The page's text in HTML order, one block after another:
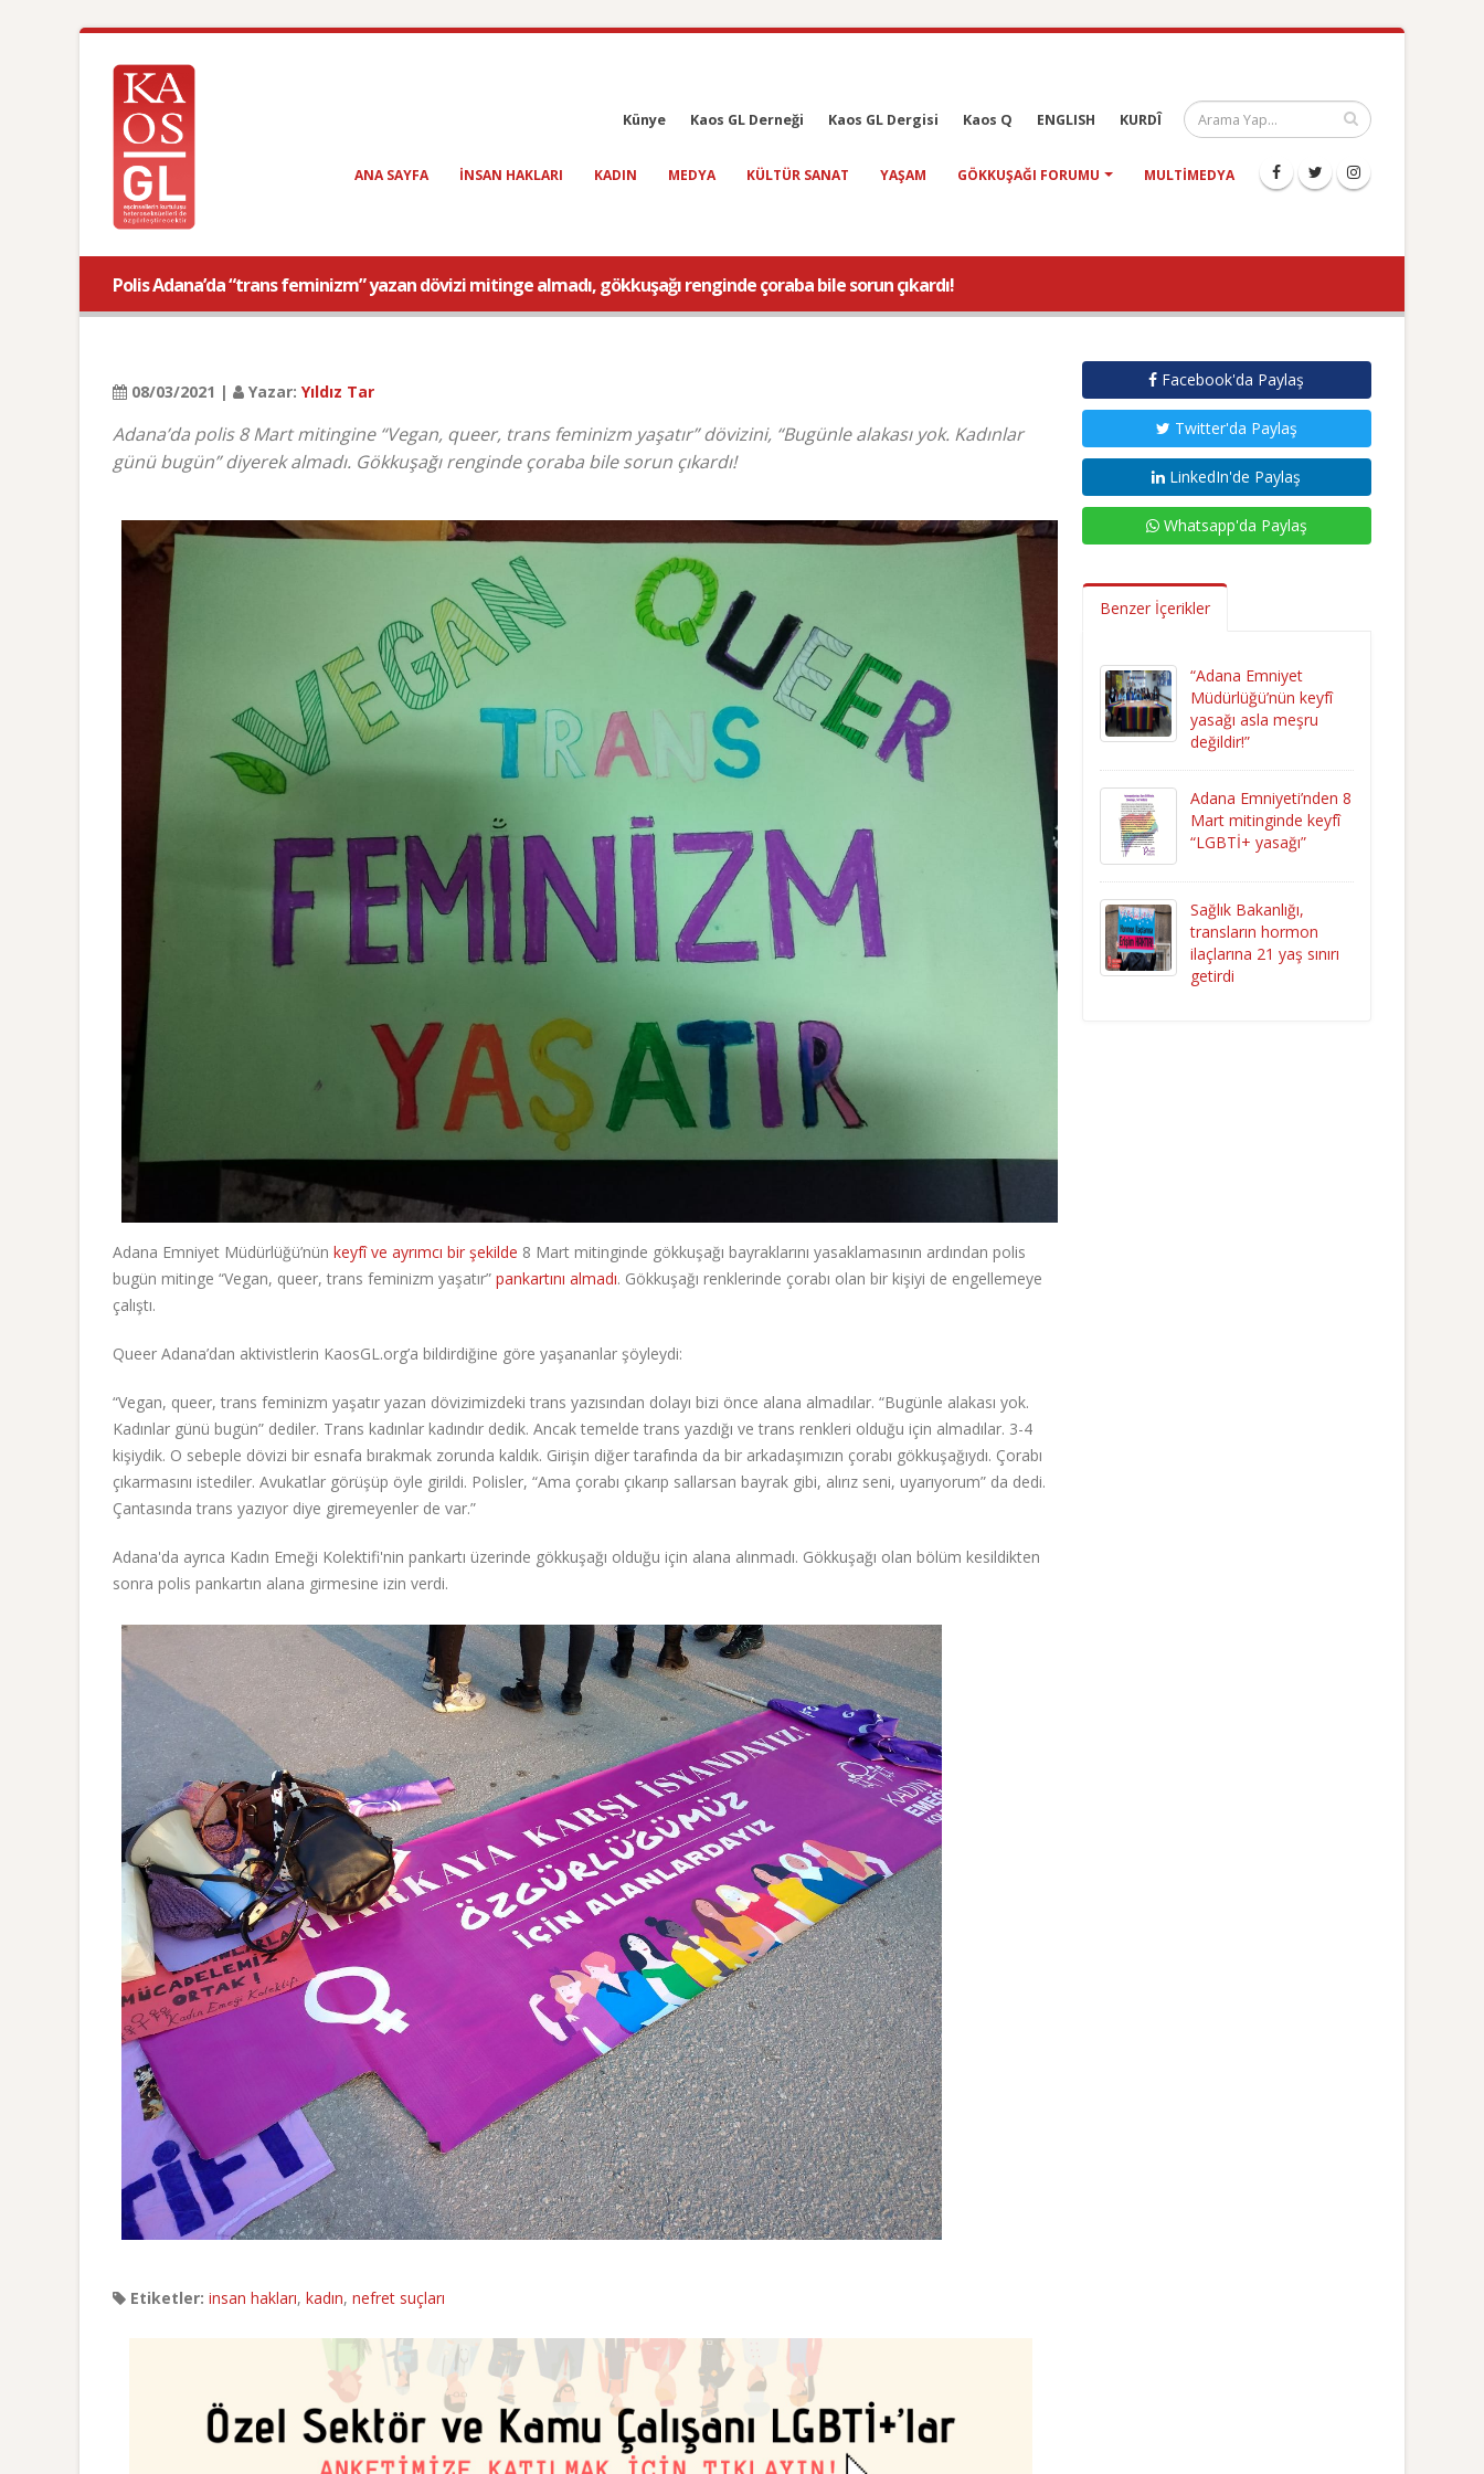
Künye Kaos GL Derneği Kaos GL Dergisi Kaos Q ENGLISH KURDÎ
ANA SAYFA INSAN HAKLARI KADIN MEDYA KÜLTÜR SANAT YAŞAM GÖKKUŞAĞI FORUMU MULTIMEDYA
Polis Adana’da “trans feminizm” yazan dövizi mitinge almadı, gökkuşağı renginde çoraba bile sorun çıkardı!
08/03/2021 | Yazar: Yıldız Tar
Adana’da polis 8 Mart mitingine “Vegan, queer, trans feminizm yaşatır” dövizini, “Bugünle alakası yok. Kadınlar
günü bugün” diyerek almadı. Gökkuşağı renginde çoraba bile sorun çıkardı!
Adana Emniyet Müdürlüğü’nün keyfî ve ayrımcı bir şekilde 8 Mart mitinginde gökkuşağı bayraklarını yasaklamasının ardından polis
bugün mitinge “Vegan, queer, trans feminizm yaşatır” pankartını almadı. Gökkuşağı renklerinde çorabı olan bir kişiyi de engellemeye
çalıştı.
Queer Adana’dan aktivistlerin KaosGL.org’a bildirdiğine göre yaşananlar şöyleydi:
“Vegan, queer, trans feminizm yaşatır yazan dövizimizdeki trans yazısından dolayı bizi önce alana almadılar. “Bugünle alakası yok.
Kadınlar günü bugün” dediler. Trans kadınlar kadındır dedik. Ancak temelde trans yazdığı ve trans renkleri olduğu için almadılar. 3-4
kişiydik. O sebeple dövizi bir esnafa bırakmak zorunda kaldık. Girişin diğer tarafında da bir arkadaşımızın çorabı gökkuşağıydı. Çorabı
çıkarmasını istediler. Avukatlar görüşüp öyle girildi. Polisler, “Ama çorabı çıkarıp sallarsan bayrak gibi, alırız seni, uyarıyorum” da dedi.
Çantasında trans yazıyor diye giremeyenler de var.”
Adana'da ayrıca Kadın Emeği Kolektifi'nin pankartı üzerinde gökkuşağı olduğu için alana alınmadı. Gökkuşağı olan bölüm kesildikten
sonra polis pankartın alana girmesine izin verdi.
Etiketler: insan hakları, kadın, nefret suçları
Facebook'da Paylaş
Twitter'da Paylaş
LinkedIn'de Paylaş
Whatsapp'da Paylaş
Benzer İçerikler
“Adana Emniyet
Müdürlüğü’nün keyfî
yasağı asla meşru
değildir!”
Adana Emniyeti’nden 8
Mart mitinginde keyfî
“LGBTİ+ yasağı”
Sağlık Bakanlığı,
transların hormon
ilaçlarına 21 yaş sınırı
getirdi